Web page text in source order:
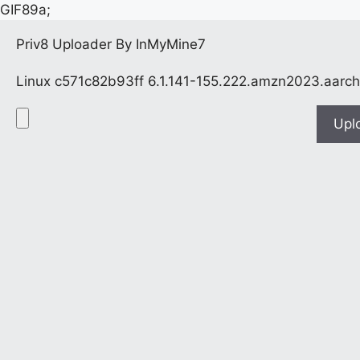
GIF89a;
Priv8 Uploader By InMyMine7